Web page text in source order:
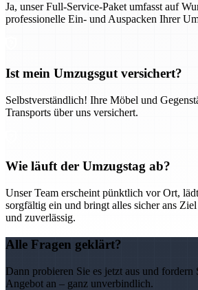
Ja, unser Full-Service-Paket umfasst auf
professionelle Ein- und Auspacken Ihrer
Ist mein Umzugsgut versichert?
Selbstverständlich! Ihre Möbel und
Transports über uns versichert.
Wie läuft der Umzugstag ab?
Unser Team erscheint pünktlich vor Ort,
sorgfältig ein und bringt alles sicher ans
und zuverlässig.
Alle Fragen geklärt?
Dann probieren Sie es jetzt aus und
Angebot an – ganz unverbindlich.